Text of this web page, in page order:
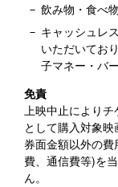
飲み物・食べ
キャッシュレ
いただいてお
子マネー・バ
免責
上映中止により
として購入対象映
券面金額以外の
費、通信費等)を
ん。